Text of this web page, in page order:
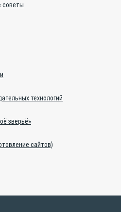
советы
технологий
зверьё»
сайтов)